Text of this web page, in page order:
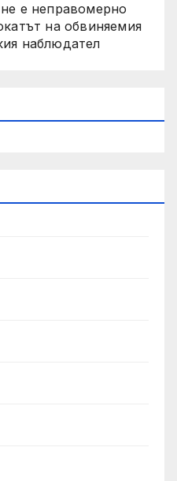
е неправомерно
на обвиняемия
наблюдател